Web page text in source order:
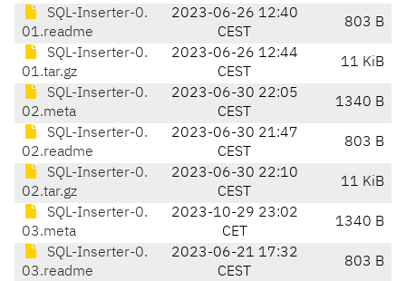
SQL-Inserter-0.
01.readme
2023-06-26 12:40
CEST
803 B
SQL-Inserter-0.
01.tar.gz
2023-06-26 12:44
CEST
11 KiB
SQL-Inserter-0.
02.meta
2023-06-30 22:05
CEST
1340 B
SQL-Inserter-0.
02.readme
2023-06-30 21:47
CEST
803 B
SQL-Inserter-0.
02.tar.gz
2023-06-30 22:10
CEST
11 KiB
SQL-Inserter-0.
03.meta
2023-10-29 23:02
CET
1340 B
SQL-Inserter-0.
03.readme
2023-06-21 17:32
CEST
803 B